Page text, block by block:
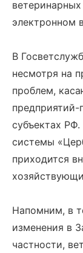
электронном
В
несмотря на
проблем,
предприятий-
субъектах
системы
приходится
Напомним, в
изменения в
частности,